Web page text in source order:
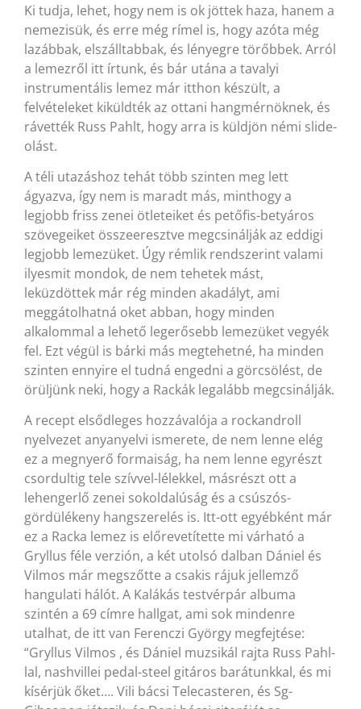
Ki tudja, lehet, hogy nem is ok jöttek haza, hanem a
nemezisük, és erre még rímel is, hogy azóta még
lazábbak, elszálltabbak, és lényegre törőbbek. Arról
a lemezről itt írtunk, és bár utána a tavalyi
instrumentális lemez már itthon készült, a
felvételeket kiküldték az ottani hangmérnöknek, és
rávették Russ Pahlt, hogy arra is küldjön némi slide-
olást.
A téli utazáshoz tehát több szinten meg lett
ágyazva, így nem is maradt más, minthogy a
legjobb friss zenei ötleteiket és petőfis-betyáros
szövegeiket összeeresztve megcsinálják az eddigi
legjobb lemezüket. Úgy rémlik rendszerint valami
ilyesmit mondok, de nem tehetek mást,
leküzdöttek már rég minden akadályt, ami
meggátolhatná oket abban, hogy minden
alkalommal a lehető legerősebb lemezüket vegyék
fel. Ezt végül is bárki más megtehetné, ha minden
szinten ennyire el tudná engedni a görcsölést, de
örüljünk neki, hogy a Rackák legalább megcsinálják.
A recept elsődleges hozzávalója a rockandroll
nyelvezet anyanyelvi ismerete, de nem lenne elég
ez a megnyerő formaiság, ha nem lenne egyrészt
csordultig tele szívvel-lélekkel, másrészt ott a
lehengerlő zenei sokoldalúság és a csúszós-
gördülékeny hangszerelés is. Itt-ott egyébként már
ez a Racka lemez is előrevetítette mi várható a
Gryllus féle verzión, a két utolsó dalban Dániel és
Vilmos már megszőtte a csakis rájuk jellemző
hangulati hálót. A Kalákás testvérpár albuma
szintén a 69 címre hallgat, ami sok mindenre
utalhat, de itt van Ferenczi György megfejtése:
“Gryllus Vilmos , és Dániel muzsikál rajta Russ Pahl-
lal, nashvillei pedal-steel gitáros barátunkkal, és mi
kísérjük őket…. Vili bácsi Telecasteren, és Sg-